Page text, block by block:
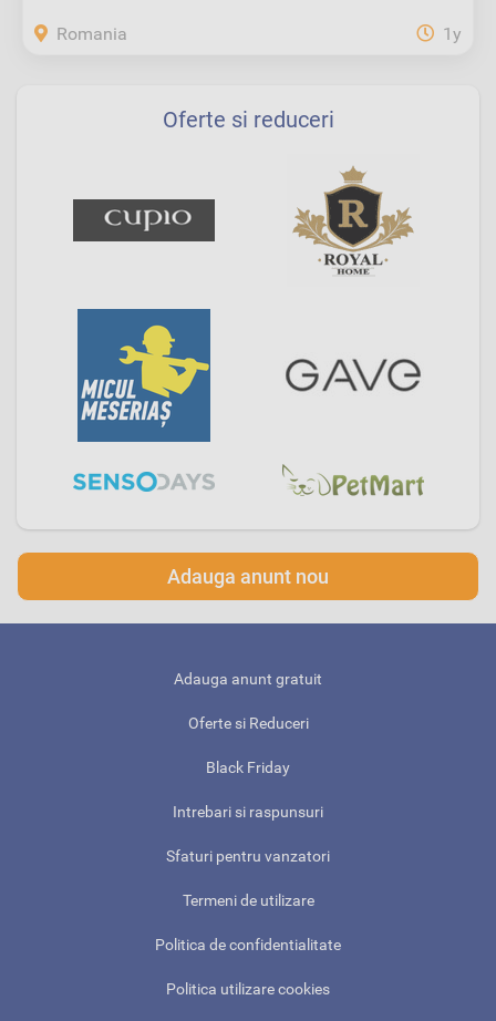
Romania 1y
Oferte si reduceri
Adauga anunt nou
Adauga anunt gratuit
Oferte si Reduceri
Black Friday
Intrebari si raspunsuri
Sfaturi pentru vanzatori
Termeni de utilizare
Politica de confidentialitate
Politica utilizare cookies